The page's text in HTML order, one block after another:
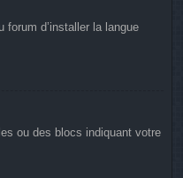
forum d’installer la langue
ou des blocs indiquant votre